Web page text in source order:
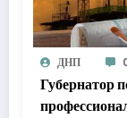
ДНП
Губернатор